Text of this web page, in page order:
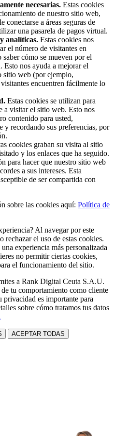
necesarias. Estas cookies
de nuestro sitio web,
conectarse a áreas seguras de
una pasarela de pagos virtual.
analíticas. Estas cookies nos
el número de visitantes en
cómo se mueven por el
Esto nos ayuda a mejorar el
sitio web (por ejemplo,
encuentren fácilmente lo
Estas cookies se utilizan para
a visitar el sitio web. Esto nos
contenido para usted,
y recordando sus preferencias, por
cookies graban su visita al sitio
y los enlaces que ha seguido.
para hacer que nuestro sitio web
a sus intereses. Esta
de ser compartida con
sobre las cookies aquí: Política de
Al navegar por este
rechazar el uso de estas cookies.
experiencia más personalizada
no permitir ciertas cookies,
el funcionamiento del sitio.
a Rank Digital Ceuta S.A.U.
tu comportamiento como cliente
privacidad es importante para
sobre cómo tratamos tus datos
ACEPTAR TODAS